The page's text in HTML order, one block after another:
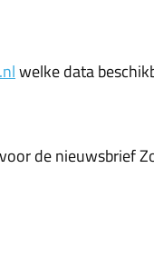
welke data
de nieuwsbrief